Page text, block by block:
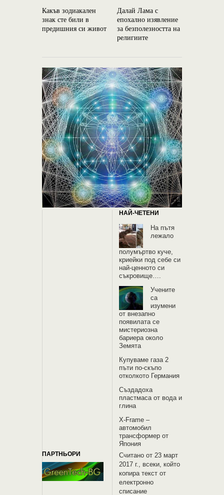
Какъв зодиакален
знак сте били в
предишния си живот
Далай Лама с
епохално изявление
за безполезността на
религиите
НАЙ-ЧЕТЕНИ
На пътя
лежало
полумъртво куче,
криейки под себе си
най-ценното си
съкровище….
Учените
са
изумени
от внезапно
появилата се
мистериозна
бариера около
Земята
Купуваме газа 2
пъти по-скъпо
отколкото Германия
Създадоха
пластмаса от вода и
глина
X-Frame –
автомобил
трансформер от
Япония
ПАРТНЬОРИ
Считано от 23 март
2017 г., всеки, който
копира текст от
електронно
списание